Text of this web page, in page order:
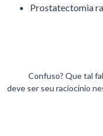
Prostatectomia
Confuso? Que tal falar
deve ser seu raciocínio